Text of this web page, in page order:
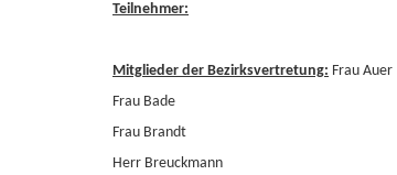
Teilnehmer:
Mitglieder der Bezirksvertretung: Frau Auer
Frau Bade
Frau Brandt
Herr Breuckmann